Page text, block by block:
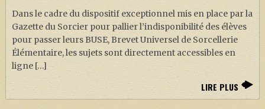
Dans le cadre du dispositif exceptionnel mis en place par la
Gazette du Sorcier pour pallier l’indisponibilité des élèves
pour passer leurs BUSE, Brevet Universel de Sorcellerie
Élémentaire, les sujets sont directement accessibles en
ligne […]
LIRE PLUS